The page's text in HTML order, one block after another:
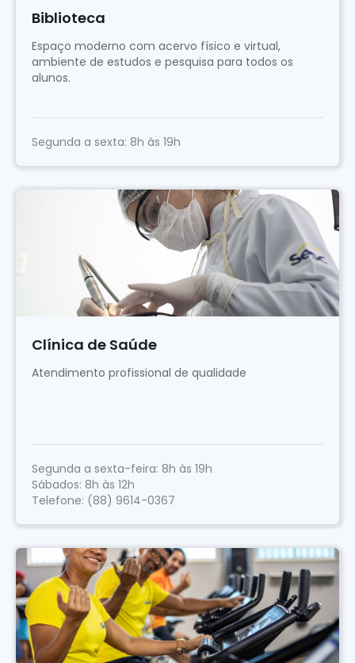
Biblioteca
Espaço moderno com acervo físico e virtual,
ambiente de estudos e pesquisa para todos os
alunos.
Segunda a sexta: 8h às 19h
Clínica de Saúde
Atendimento profissional de qualidade
Segunda a sexta-feira: 8h às 19h
Sábados: 8h às 12h
Telefone: (88) 9614-0367